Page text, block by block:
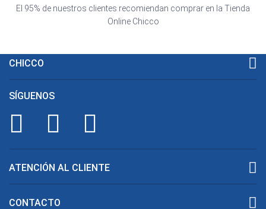
El 95% de nuestros clientes recomiendan comprar en la Tienda
Online Chicco
CHICCO
SÍGUENOS
ATENCIÓN AL CLIENTE
CONTACTO